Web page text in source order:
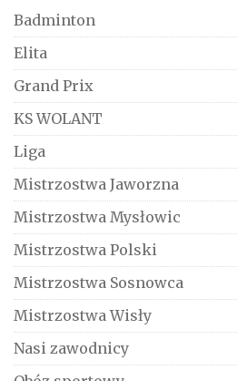
Badminton
Elita
Grand Prix
KS WOLANT
Liga
Mistrzostwa Jaworzna
Mistrzostwa Mysłowic
Mistrzostwa Polski
Mistrzostwa Sosnowca
Mistrzostwa Wisły
Nasi zawodnicy